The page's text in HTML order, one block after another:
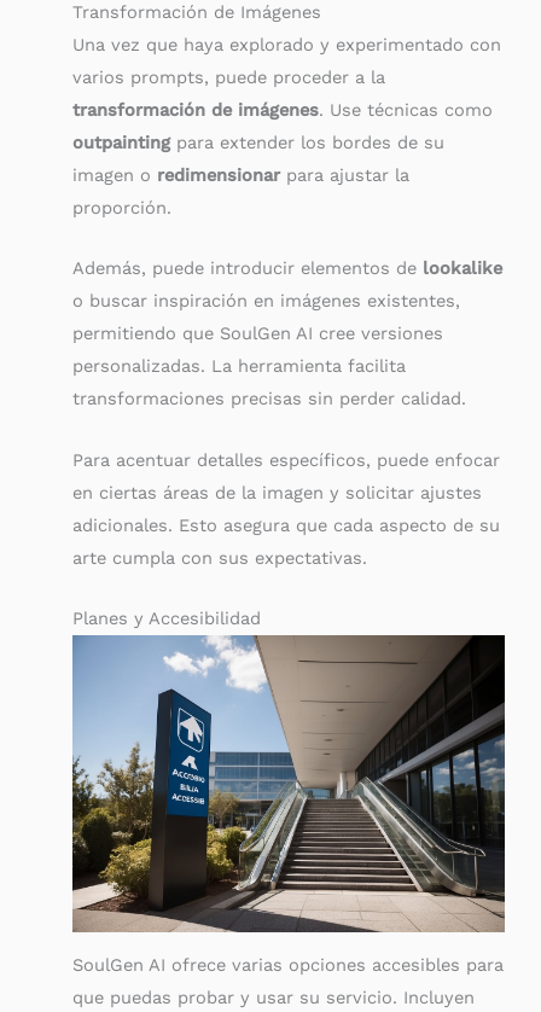
Transformación de Imágenes
Una vez que haya explorado y experimentado con
varios prompts, puede proceder a la
transformación de imágenes. Use técnicas como
outpaintingpara extender los bordes de su
imagen o redimensionarpara ajustar la
proporción.
Además, puede introducir elementos de lookalike
o buscar inspiración en imágenes existentes,
permitiendo que SoulGen AI cree versiones
personalizadas. La herramienta facilita
transformaciones precisas sin perder calidad.
Para acentuar detalles específicos, puede enfocar
en ciertas áreas de la imagen y solicitar ajustes
adicionales. Esto asegura que cada aspecto de su
arte cumpla con sus expectativas.
Planes y Accesibilidad
SoulGen AI ofrece varias opciones accesibles para
que puedas probar y usar su servicio. Incluyen